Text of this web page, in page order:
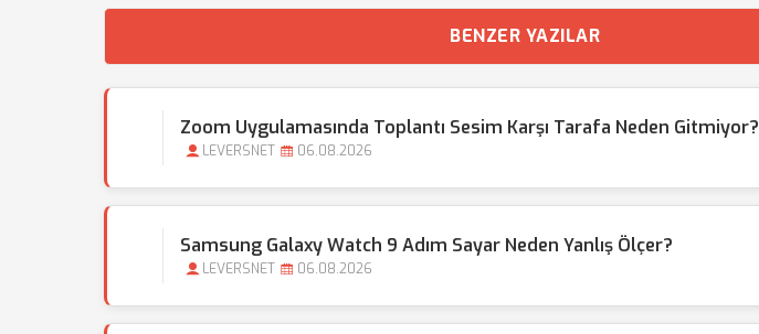
BENZER YAZILAR
Zoom Uygulamasında Toplantı Sesim Karşı Tarafa Neden Gitmiyor?
LEVERSNET 06.08.2026
Samsung Galaxy Watch 9 Adım Sayar Neden Yanlış Ölçer?
LEVERSNET 06.08.2026